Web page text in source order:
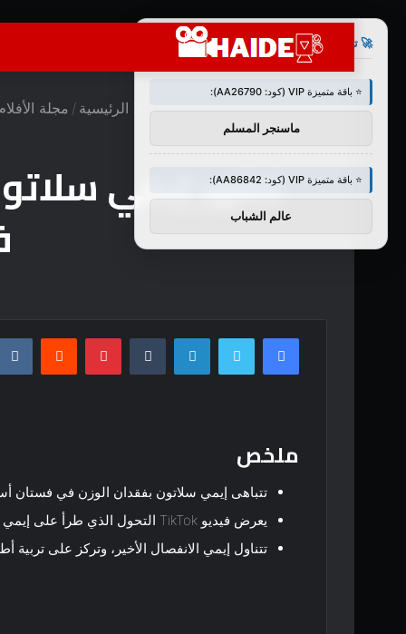
الرئيسية / مجلة
فيسبوكتويتر لينكدإن بينتيريست
ملخص
تتباهى إيمي سلاتون بفقدان الوزن في فستان
يعرض فيديو TikTok التحول الذي طرأ على إيمي وشعورها الجديد بالموضة بعد الجراحة.
تتناول إيمي الانفصال الأخير، وتركز على تربية
🚀 توصيات :
⭐ باقة متميزة VIP (كود: AA26790):
ماسنجر المسلم
⭐ باقة متميزة VIP (كود: AA86842):
عالم الشباب